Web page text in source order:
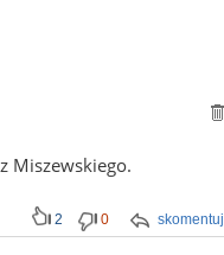
Miszewskiego.
skomentuj
2 0